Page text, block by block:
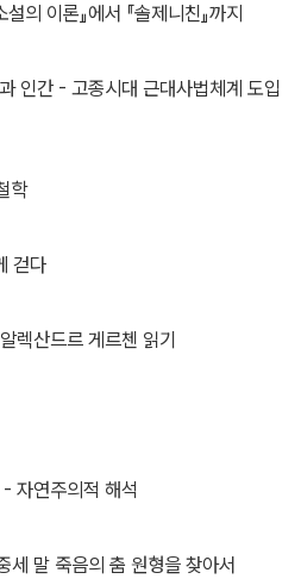
의 이론』에서 『솔제니친』까지
과 인간 - 고종시대 근대사법체계 도입
학
걷다
렉산드르 게르첸 읽기
자연주의적 해석
세 말 죽음의 춤 원형을 찾아서